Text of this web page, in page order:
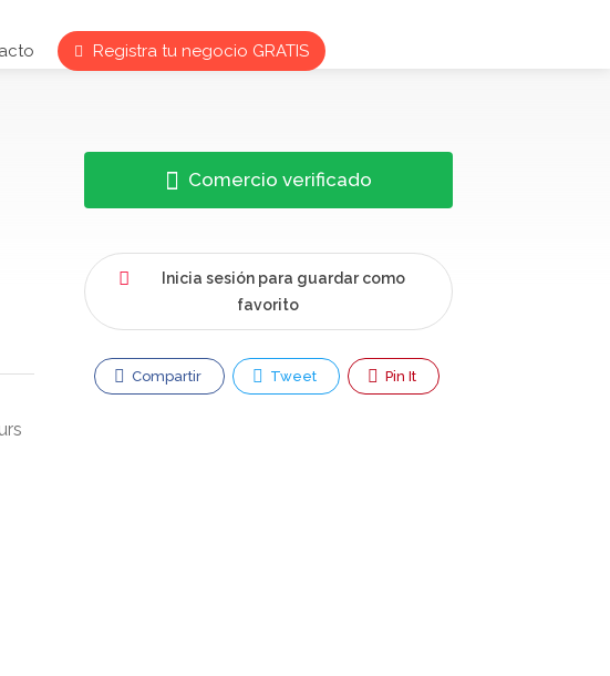
Registra tu negocio GRATIS
Comercio verificado
Inicia sesión para guardar como
favorito
Compartir Tweet Pin It